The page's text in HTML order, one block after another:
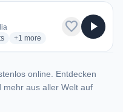
radio stations
+1 more genres for Radio 97
more
favorite play_arrow
online. Entdecken
mehr aus aller Welt auf